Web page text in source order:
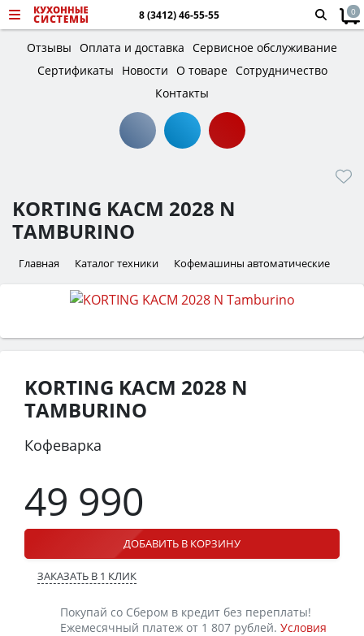
8 (3412) 46-55-55 0
Отзывы Оплата и доставка Сервисное обслуживание
Сертификаты
Новости О товаре Сотрудничество
Контакты
KORTING KACM 2028 N
TAMBURINO
Главная Каталог техники Кофемашины автоматические
KORTING KACM 2028 N
TAMBURINO
Кофеварка
49 990
ДОБАВИТЬ В КОРЗИНУ
ЗАКАЗАТЬ В 1 КЛИК
Покупай со Сбером в кредит без переплаты!
Ежемесячный платеж от 1 807 рублей. Условия